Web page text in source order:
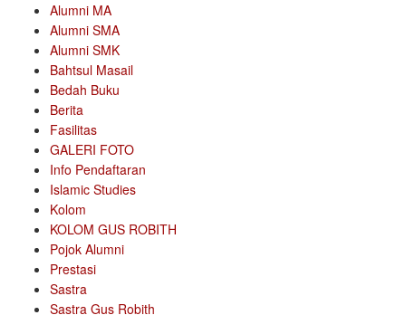
Alumni MA
Alumni SMA
Alumni SMK
Bahtsul Masail
Bedah Buku
Berita
Fasilitas
GALERI FOTO
Info Pendaftaran
Islamic Studies
Kolom
KOLOM GUS ROBITH
Pojok Alumni
Prestasi
Sastra
Sastra Gus Robith